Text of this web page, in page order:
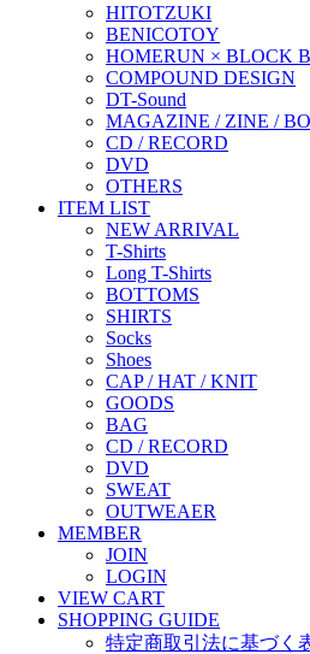
HITOTZUKI
BENICOTOY
HOMERUN × BLOCK
COMPOUND DESIGN
DT-Sound
MAGAZINE / ZINE /
CD / RECORD
DVD
OTHERS
ITEM LIST
NEW ARRIVAL
T-Shirts
Long T-Shirts
BOTTOMS
SHIRTS
Socks
Shoes
CAP / HAT / KNIT
GOODS
BAG
CD / RECORD
DVD
SWEAT
OUTWEAER
MEMBER
JOIN
LOGIN
VIEW CART
SHOPPING GUIDE
特定商取引法に基づく